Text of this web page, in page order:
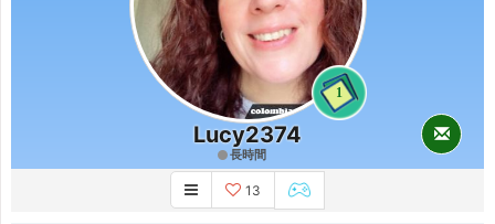
1
Lucy2374
長時間
13